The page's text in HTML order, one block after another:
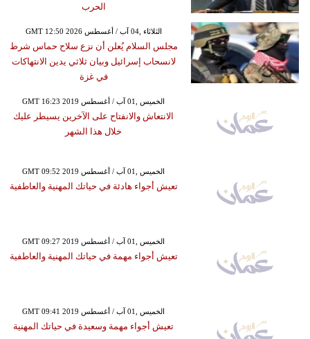
الحرب
GMT 12:50 2026 الثلاثاء ,04 آب / أغسطس
مجلس السلام يُعلن أن نزع سلاح حماس شرط
لانسحاب إسرائيل وبيان ثلاثي يدين الانتهاكات
في غزة
GMT 16:23 2019 الخميس ,01 آب / أغسطس
الانتعاش والانفتاح على الآخرين يسيطر عليك
خلال هذا الشهر
GMT 09:52 2019 الخميس ,01 آب / أغسطس
تعيش أجواء هادئة في حياتك المهنية والعاطفية
GMT 09:27 2019 الخميس ,01 آب / أغسطس
تعيش أجواء مهمة في حياتك المهنية والعاطفية
GMT 09:41 2019 الخميس ,01 آب / أغسطس
تعيش أجواء مهمة وسعيدة في حياتك المهنية